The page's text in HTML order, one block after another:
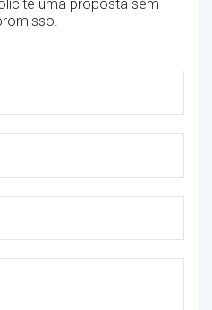
uma proposta sem